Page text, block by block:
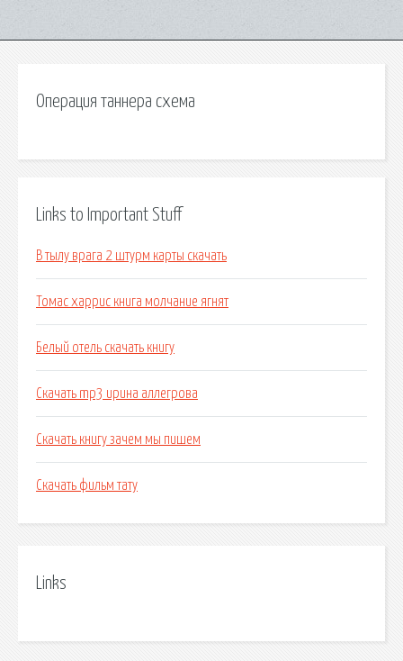
Операция таннера схема
Links to Important Stuff
В тылу врага 2 штурм карты скачать
Томас харрис книга молчание ягнят
Белый отель скачать книгу
Скачать mp3 ирина аллегрова
Скачать книгу зачем мы пишем
Скачать фильм тату
Links